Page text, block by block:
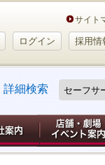
サイト
ログイン 採用情
詳細検索